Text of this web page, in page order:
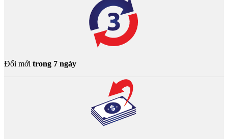
Đổi mới trong 7 ngày